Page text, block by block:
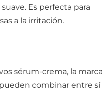
Es perfecta para
a la irritación.
sérum-crema, la marca
combinar entre sí